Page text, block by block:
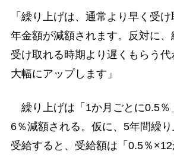
「繰り上げは、通常より早く受
年金額が減額されます。反対に
受け取れる時期より遅くもらう
大幅にアップします」
繰り上げは「1か月ごとに0.5％
6％減額される。仮に、5年間繰
受給すると、受給額は「0.5％